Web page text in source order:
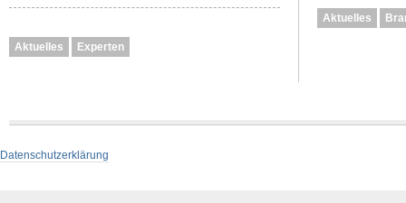
Aktuelles Experten
Aktuelles
Datenschutzerklärung